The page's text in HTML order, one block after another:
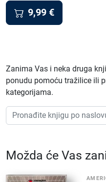
9,99 €
Zanima Vas i neka druga
ponudu pomoću tražilice ili
kategorijama.
Možda će Vas